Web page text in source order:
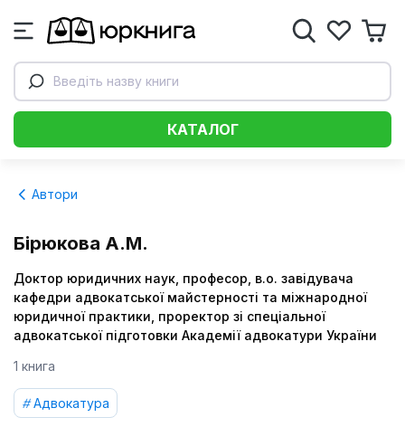
Введіть назву книги
КАТАЛОГ
Автори
Бірюкова А.М.
Доктор юридичних наук, професор, в.о. завідувача
кафедри адвокатської майстерності та міжнародної
юридичної практики, проректор зі спеціальної
адвокатської підготовки Академії адвокатури України
1 книга
Адвокатура